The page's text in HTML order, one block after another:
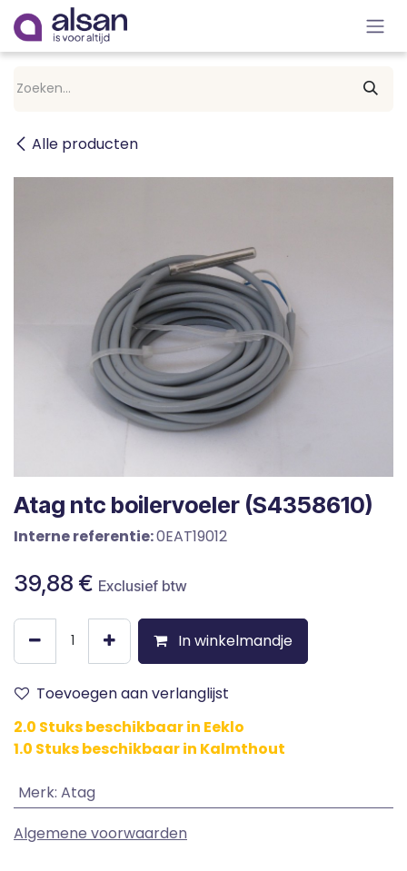
Overslaan naar inhoud
Alle producten
Atag ntc boilervoeler (S4358610)
Interne referentie:0EAT19012
39,88 € Exclusief btw
In winkelmandje
Toevoegen aan verlanglijst
2.0 Stuks beschikbaar in Eeklo
1.0 Stuks beschikbaar in Kalmthout
Merk: Atag
Algemene voorwaarden